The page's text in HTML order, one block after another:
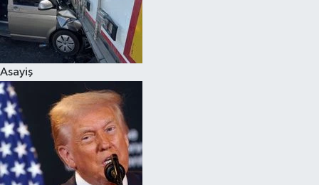
Asayiş
Sağlık
Siyaset
Teknoloji
Televizyon
Yaşam-Çevre